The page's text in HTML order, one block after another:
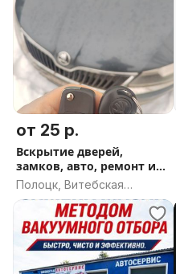
от 25 р.
Вскрытие дверей,
замков, авто, ремонт и
установка
Полоцк, Витебская
область